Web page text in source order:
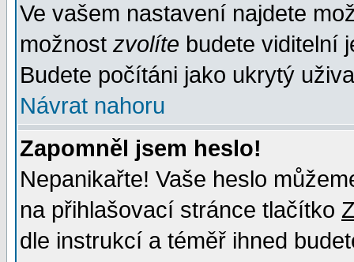
Ve vašem nastavení najdete
možnost zvolíte budete viditelní
Budete počítáni jako ukrytý
Návrat nahoru
Zapomněl jsem heslo!
Nepanikařte! Vaše heslo
na přihlašovací stránce tlačítko
dle instrukcí a téměř ihned